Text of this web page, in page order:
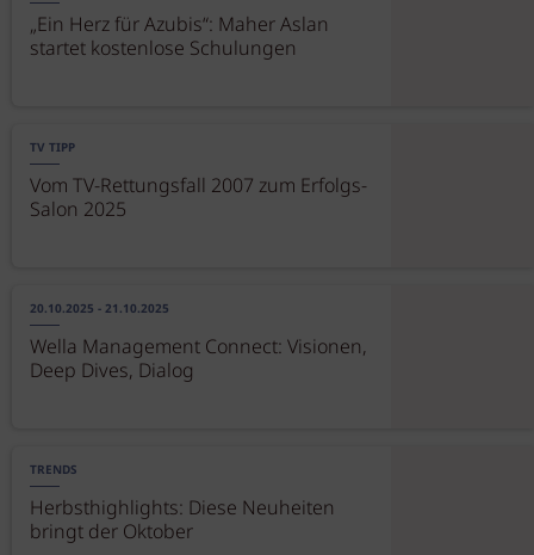
„Ein Herz für Azubis“: Maher Aslan
startet kostenlose Schulungen
TV TIPP
Vom TV-Rettungsfall 2007 zum Erfolgs-
Salon 2025
20.10.2025 - 21.10.2025
Wella Management Connect: Visionen,
Deep Dives, Dialog
TRENDS
Herbsthighlights: Diese Neuheiten
bringt der Oktober